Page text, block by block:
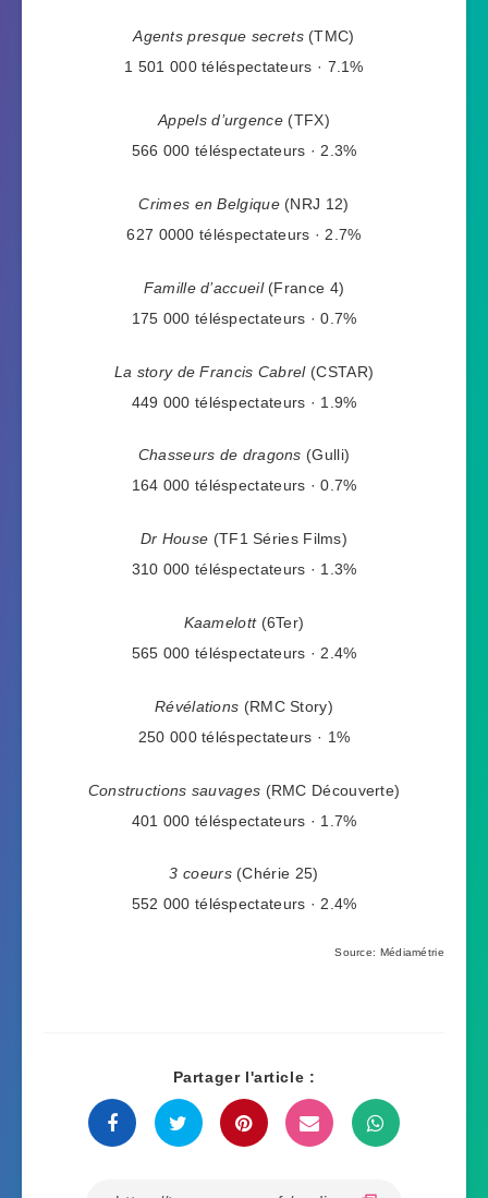
Agents presque secrets(TMC)
1 501 000 téléspectateurs · 7.1%
Appels d’urgence (TFX)
566 000 téléspectateurs · 2.3%
Crimes en Belgique(NRJ 12)
627 0000 téléspectateurs · 2.7%
Famille d’accueil(France 4)
175 000 téléspectateurs · 0.7%
La story de Francis Cabrel(CSTAR)
449 000 téléspectateurs · 1.9%
Chasseurs de dragons (Gulli)
164 000 téléspectateurs · 0.7%
Dr House (TF1 Séries Films)
310 000 téléspectateurs · 1.3%
Kaamelott(6Ter)
565 000 téléspectateurs · 2.4%
Révélations (RMC Story)
250 000 téléspectateurs · 1%
Constructions sauvages (RMC Découverte)
401 000 téléspectateurs · 1.7%
3 coeurs(Chérie 25)
552 000 téléspectateurs · 2.4%
Source: Médiamétrie
Partager l'article :